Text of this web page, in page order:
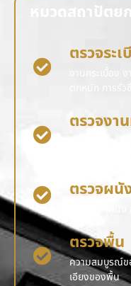
หมวดสถาปัตย
ตรวจระ
งานกระเบื้อง
ตรวจงา
ความสมบูรณ์
ตรวจผนั
ตรวจพื้น
ความสมบูรณ์ข
เอียงของพื้น